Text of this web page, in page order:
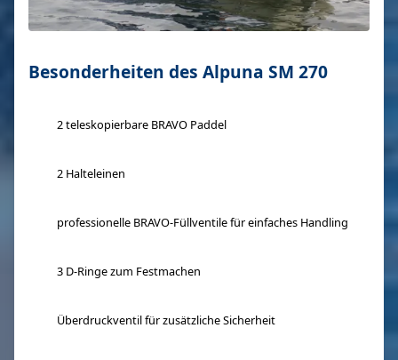
Besonderheiten des Alpuna SM 270
2 teleskopierbare BRAVO Paddel
2 Halteleinen
professionelle BRAVO-Füllventile für einfaches Handling
3 D-Ringe zum Festmachen
Überdruckventil für zusätzliche Sicherheit